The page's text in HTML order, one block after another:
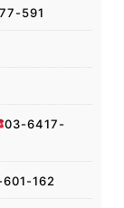
591
03-6417-
162